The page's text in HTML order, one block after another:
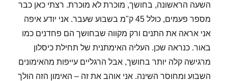
השעה הראשונה, בחושך, מוכרת לא מוכרת. רצתי כאן כבר
מספר פעמים, כולל 45 ק"מ בשבוע שעבר. אני יודע איפה
אני אראה את התנים ורק מקווה שבחושך הם פחדנים כמו
באור. כנראה שכן. העליה האימתנית של תחילת כיסלון
מרגישה קלה יותר בחושך, אבל הרגליים עייפות מהאימונים
השבוע ומחוסר השינה. אני אוהב את זה – האימון הזה הולך